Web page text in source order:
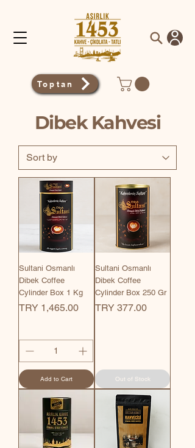
Toptan
Dibek Kahvesi
Sultani Osmanlı
Dibek Coffee
Cylinder Box 1 Kg
Price
TRY 1,465.00
Add to Cart
Sultani Osmanlı
Dibek Coffee
Cylinder Box 250 Gr
Price
TRY 377.00
Out of Stock